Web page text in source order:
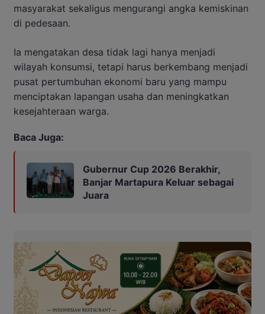
masyarakat sekaligus mengurangi angka kemiskinan
di pedesaan.
Ia mengatakan desa tidak lagi hanya menjadi
wilayah konsumsi, tetapi harus berkembang menjadi
pusat pertumbuhan ekonomi baru yang mampu
menciptakan lapangan usaha dan meningkatkan
kesejahteraan warga.
Baca Juga:
Gubernur Cup 2026 Berakhir,
Banjar Martapura Keluar sebagai
Juara